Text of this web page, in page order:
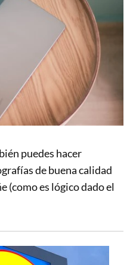
puedes hacer
de buena calidad
(como es lógico dado el